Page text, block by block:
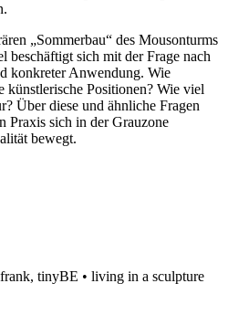
„Sommerbau“ des Mousonturms
beschäftigt sich mit der Frage nach
konkreter Anwendung. Wie
künstlerische Positionen? Wie viel
Über diese und ähnliche Fragen
Praxis sich in der Grauzone
bewegt.
tinyBE • living in a sculpture